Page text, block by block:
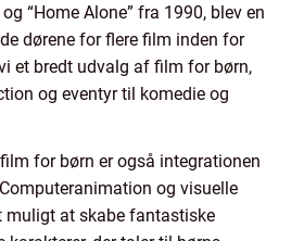
“Home Alone” fra 1990, blev en
dørene for flere film inden for
et bredt udvalg af film for børn,
og eventyr til komedie og
for børn er også integrationen
og visuelle
muligt at skabe fantastiske